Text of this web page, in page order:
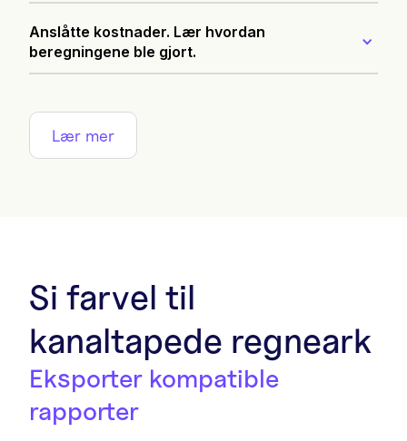
Anslåtte kostnader. Lær hvordan
beregningene ble gjort.
undersøke krav, samle inn data, strukturere
data og så videre.
For det andre, estimer tiden brukt av interne
konsulenter, og ~ 85 EUR for interne
ressurser.
Til slutt krysssjekker du den estimerte
kostnaden uten Celsia med de estimerte
kostnadene beskrevet av EU.
Lær mer
Si farvel til
kanaltapede regneark
Eksporter kompatible
rapporter